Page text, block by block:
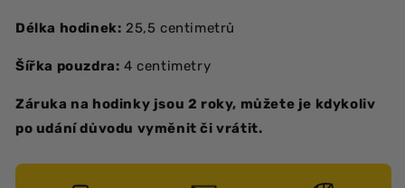
Délka hodinek: 25,5 centimetrů
Šířka pouzdra: 4 centimetry
Záruka na hodinky jsou 2 roky, můžete je kdykoliv
po udání důvodu vyměnit či vrátit.